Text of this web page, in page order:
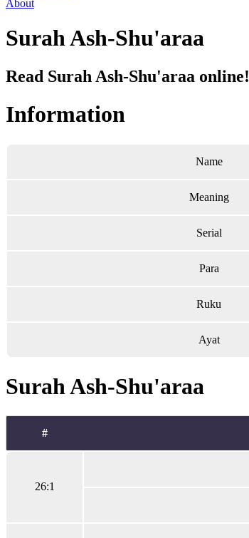
About
Surah Ash-Shu'araa
Read Surah Ash-Shu'araa online!
Information
Name
Meaning
Serial
Para
Ruku
Ayat
Surah Ash-Shu'araa
#
26:1